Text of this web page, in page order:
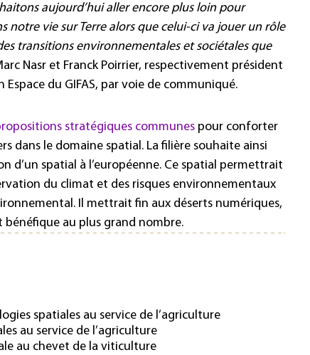
aujourd’hui aller encore plus loin pour
notre vie sur Terre alors que celui-ci va jouer un rôle
transitions environnementales et sociétales que
Nasr et Franck Poirrier, respectivement président
du GIFAS, par voie de communiqué.
stratégiques communes pour conforter
dans le domaine spatial. La filière souhaite ainsi
d’un spatial à l’européenne. Ce spatial permettrait
du climat et des risques environnementaux
Il mettrait fin aux déserts numériques,
au plus grand nombre.
spatiales au service de l’agriculture
au service de l’agriculture
au chevet de la viticulture